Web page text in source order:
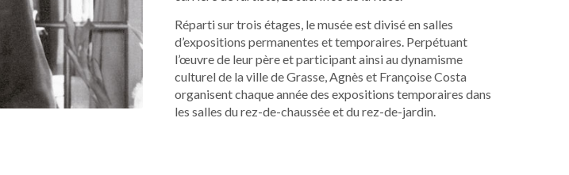
Réparti sur trois étages, le musée est divisé en salles
d’expositions permanentes et temporaires. Perpétuant
l’œuvre de leur père et participant ainsi au dynamisme
culturel de la ville de Grasse, Agnès et Françoise Costa
organisent chaque année des expositions temporaires dans
les salles du rez-de-chaussée et du rez-de-jardin.